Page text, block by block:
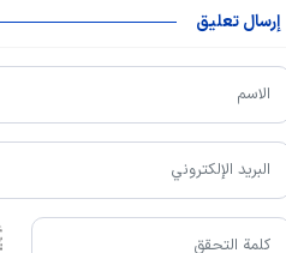
إرسال تعليق